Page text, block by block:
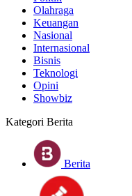
Olahraga
Keuangan
Nasional
Internasional
Bisnis
Teknologi
Opini
Showbiz
Kategori Berita
Berita